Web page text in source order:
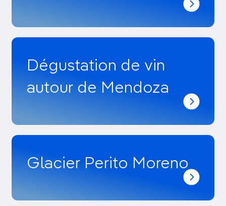
Dégustation de vin
autour de Mendoza
Glacier Perito Moreno